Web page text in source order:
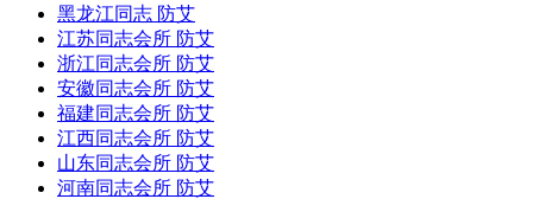
黑龙江同志 防艾
江苏同志会所 防艾
浙江同志会所 防艾
安徽同志会所 防艾
福建同志会所 防艾
江西同志会所 防艾
山东同志会所 防艾
河南同志会所 防艾